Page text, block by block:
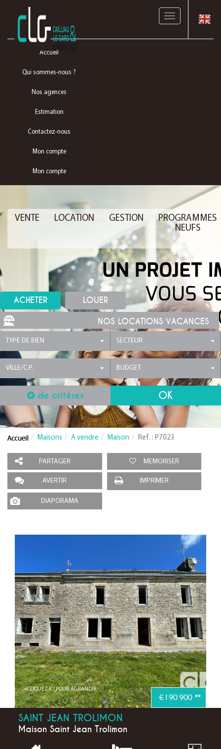
Toggle
Accueil
Qui sommes-nous ?
Nos agences
Estimation
Contactez-nous
Mon compte
Mon compte
VENTE LOCATION GESTION
PROGRAMMES
NEUFS
ACHETER LOUER
NOS LOCATIONS VACANCES
TYPE DE BIEN SECTEUR
VILLE/C.P. BUDGET
de critères
Maisons A vendre Maison Ref. : P7023
PARTAGER MEMORISER
AVERTIR IMPRIMER
DIAPORAMA
CLIQUEZ ICI POUR AGRANDIR
€190 900 **
SAINT JEAN TROLIMON
Maison Saint Jean Trolimon